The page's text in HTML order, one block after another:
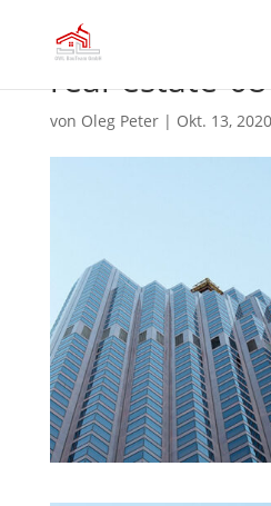
real-estate-08
von Oleg Peter| Okt. 13, 2020